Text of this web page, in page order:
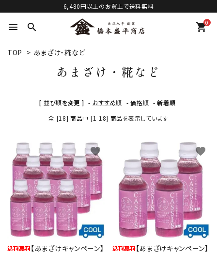
6,480円以上のお買上で送料無料
menu search 0
shopping_cart
TOP > あまざけ・糀など
あまざけ・糀など
[ 並び順を変更 ] - おすすめ順 -価格順 -新着順
全 [18] 商品中 [1-18] 商品を表示しています
【あまざけキャンペーン】
favorite
【あまざけキャンペーン】
favorite